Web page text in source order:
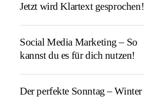
Jetzt wird Klartext gesprochen!
Social Media Marketing – So
kannst du es für dich nutzen!
Der perfekte Sonntag – Winter